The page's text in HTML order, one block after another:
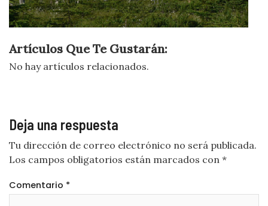
Artículos Que Te Gustarán:
No hay artículos relacionados.
Deja una respuesta
Tu dirección de correo electrónico no será publicada.
Los campos obligatorios están marcados con *
Comentario *